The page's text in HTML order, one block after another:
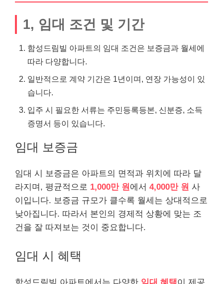
1, 임대 조건 및 기간
함성드림빌 아파트의 임대 조건은 보증금과 월세에
따라 다양합니다.
일반적으로 계약 기간은 1년이며, 연장 가능성이 있
습니다.
입주 시 필요한 서류는 주민등록등본, 신분증, 소득
증명서 등이 있습니다.
임대 보증금
임대 시 보증금은 아파트의 면적과 위치에 따라 달
라지며, 평균적으로 1,000만 원 에서 4,000만 원 사
이입니다. 보증금 규모가 클수록 월세는 상대적으로
낮아집니다. 따라서 본인의 경제적 상황에 맞는 조
건을 잘 따져보는 것이 중요합니다.
임대 시 혜택